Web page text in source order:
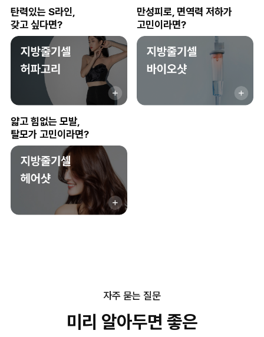
탄력있는 S라인,
갖고 싶다면?
만성피로, 면역력 저하가
고민이라면?
얇고 힘없는 모발,
탈모가 고민이라면?
자주 묻는 질문
미리 알아두면 좋은